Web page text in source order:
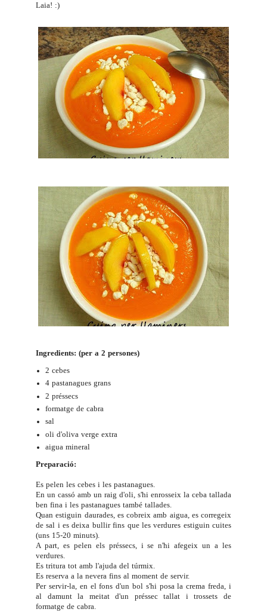
Laia! :)
Ingredients: (per a 2 persones)
2 cebes
4 pastanagues grans
2 préssecs
formatge de cabra
sal
oli d'oliva verge extra
aigua mineral
Preparació:
Es pelen les cebes i les pastanagues.
En un cassó amb un raig d'oli, s'hi enrosseix la ceba tallada
ben fina i les pastanagues també tallades.
Quan estiguin daurades, es cobreix amb aigua, es corregeix
de sal i es deixa bullir fins que les verdures estiguin cuites
(uns 15-20 minuts).
A part, es pelen els préssecs, i se n'hi afegeix un a les
verdures.
Es tritura tot amb l'ajuda del túrmix.
Es reserva a la nevera fins al moment de servir.
Per servir-la, en el fons d'un bol s'hi posa la crema freda, i
al damunt la meitat d'un préssec tallat i trossets de
formatge de cabra.